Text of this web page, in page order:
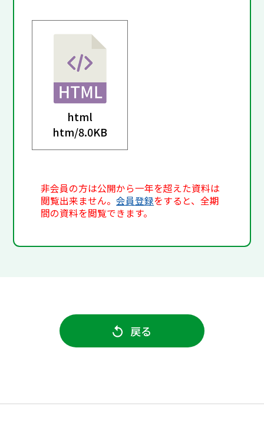
html
htm/8.0KB
非会員の方は公開から一年を超えた資料は
閲覧出来ません。会員登録をすると、全期
間の資料を閲覧できます。
戻る